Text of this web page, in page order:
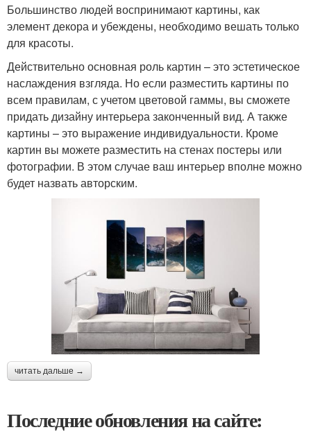
Большинство людей воспринимают картины, как
элемент декора и убеждены, необходимо вешать только
для красоты.
Действительно основная роль картин – это эстетическое
наслаждения взгляда. Но если разместить картины по
всем правилам, с учетом цветовой гаммы, вы сможете
придать дизайну интерьера законченный вид. А также
картины – это выражение индивидуальности. Кроме
картин вы можете разместить на стенах постеры или
фотографии. В этом случае ваш интерьер вполне можно
будет назвать авторским.
читать дальше →
Последние обновления на сайте: